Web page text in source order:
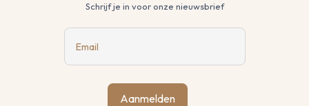
Schrijf je in voor onze nieuwsbrief
Email
Aanmelden